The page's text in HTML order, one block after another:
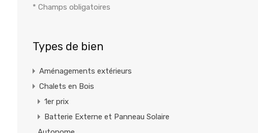
* Champs obligatoires
Types de bien
Aménagements extérieurs
Chalets en Bois
1er prix
Batterie Externe et Panneau Solaire